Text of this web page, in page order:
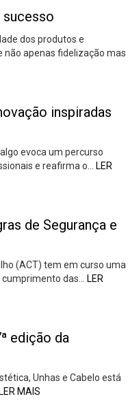
sucesso
dos produtos e
não apenas fidelização mas
inspiradas
evoca um percurso
e reafirma o…
LER
de Segurança e
(ACT) tem em curso uma
das…
LER
edição da
Unhas e Cabelo está
LER MAIS